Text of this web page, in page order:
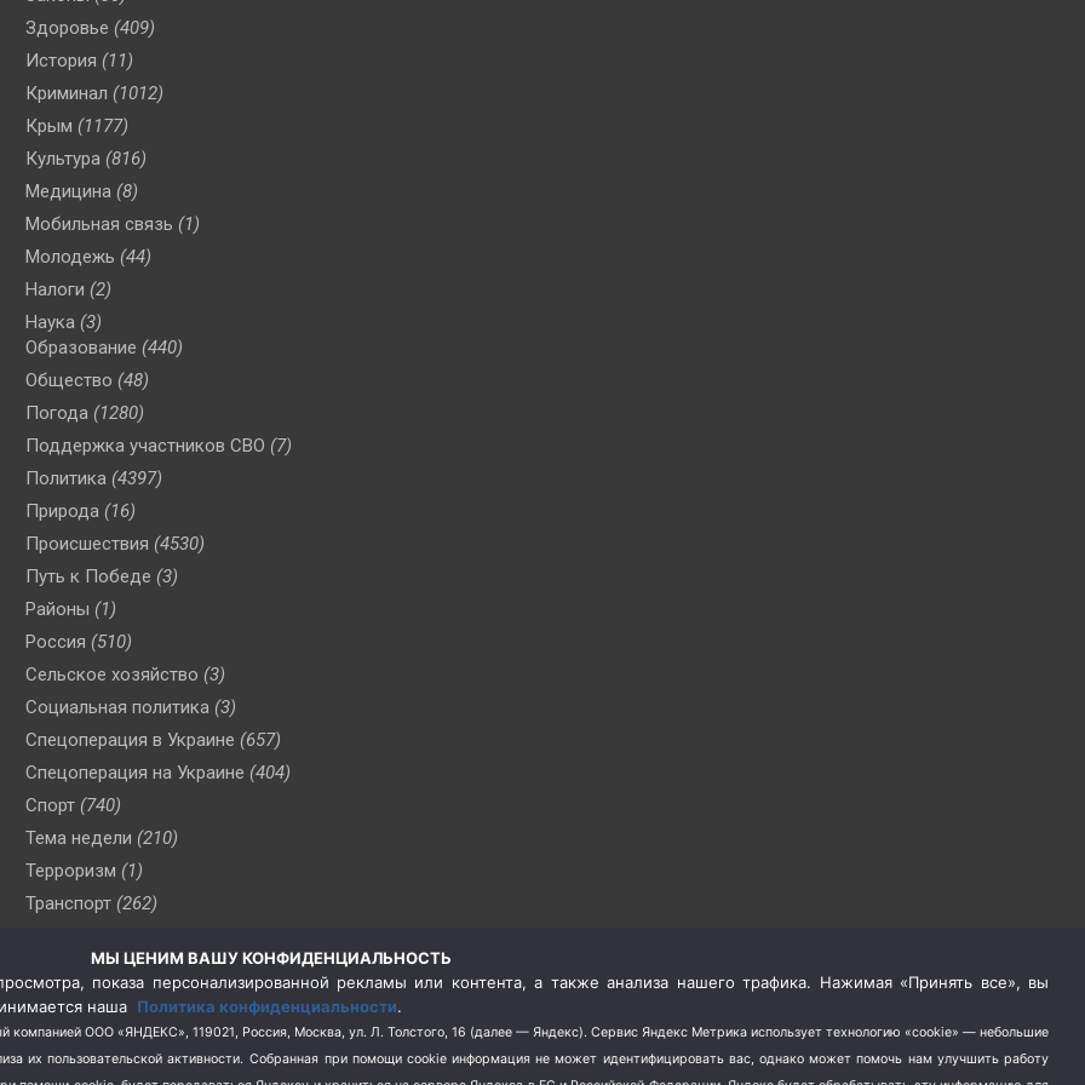
Здоровье (409)
История (11)
Криминал (1012)
Крым (1177)
Культура (816)
Медицина (8)
Мобильная связь (1)
Молодежь (44)
Налоги (2)
Наука (3)
Образование (440)
Общество (48)
Погода (1280)
Поддержка участников СВО (7)
Политика (4397)
Природа (16)
Происшествия (4530)
Путь к Победе (3)
Районы (1)
Россия (510)
Сельское хозяйство (3)
Социальная политика (3)
Спецоперация в Украине (657)
Спецоперация на Украине (404)
Спорт (740)
Тема недели (210)
Терроризм (1)
Транспорт (262)
(76)
Цены (2)
Школа и спорт (2)
Экология (8)
МЫ ЦЕНИМ ВАШУ КОНФИДЕНЦИАЛЬНОСТЬ
показа персонализированной рекламы или контента, а также анализа нашего трафика. Нажимая «Принять все», вы
наша Политика конфиденциальности.
компанией ООО «ЯНДЕКС», 119021, Россия, Москва, ул. Л. Толстого, 16 (далее — Яндекс). Сервис Яндекс Метрика использует технологию «cookie» — небольшие
их пользовательской активности. Собранная при помощи cookie информация не может идентифицировать вас, однако может помочь нам улучшить работу